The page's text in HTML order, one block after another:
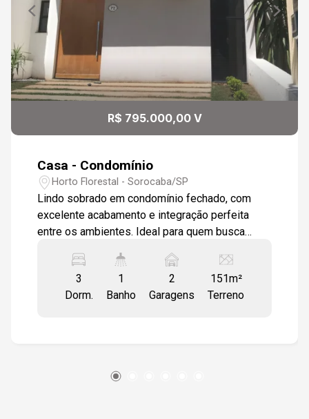
R$ 795.000,00 V
Casa - Condomínio
Horto Florestal - Sorocaba/SP
Lindo sobrado em condomínio fechado, com
excelente acabamento e integração perfeita
entre os ambientes. Ideal para quem busca
Localizado na Zona Norte de Sorocaba, dentro
do Condomínio Horto Florestal, o imóvel
oferece infraestrutura completa, segurança 24
integrada à área gourmet - Bancada em granito e
3
Dorm.
1
Banho
2
Garagens
151m²
Terreno